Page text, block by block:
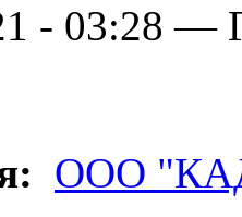
- 03:28 —
ООО